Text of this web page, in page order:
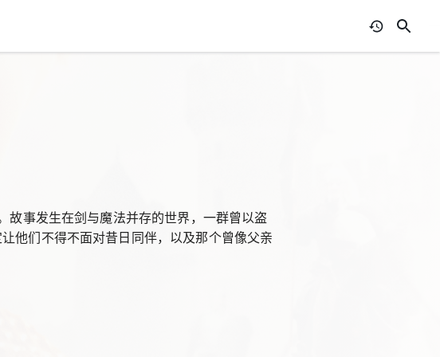
故事发生在剑与魔法并存的世界，一群曾以盗
他们不得不面对昔日同伴，以及那个曾像父亲